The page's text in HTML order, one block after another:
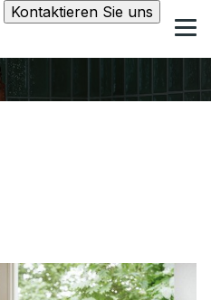
Kontaktieren Sie uns